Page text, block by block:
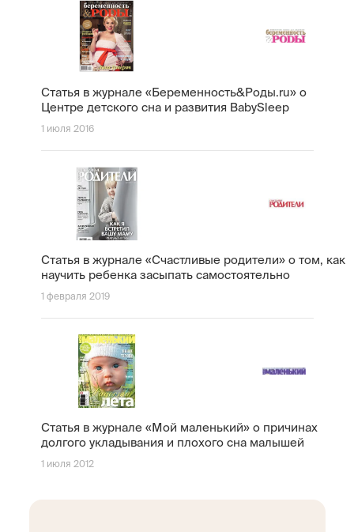
Статья в журнале «Беременность&Роды.ru» о
Центре детского сна и развития BabySleep
1 июля 2016
Статья в журнале «Счастливые родители» о том, как
научить ребенка засыпать самостоятельно
1 февраля 2019
Статья в журнале «Мой маленький» о причинах
долгого укладывания и плохого сна малышей
1 июля 2012